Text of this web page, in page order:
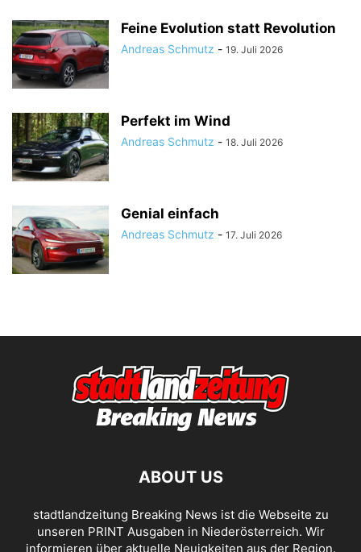
Feine Evolution statt Revolution
Andreas Schmutz - 19. Juli 2026
Perfekt im Wind
Andreas Schmutz - 18. Juli 2026
Genial einfach
Andreas Schmutz - 17. Juli 2026
ABOUT US
stadtlandzeitung Breaking News ist die Webseite zu
unseren PRINT Ausgaben in Niederösterreich. Wir
informieren über aktuelle Neuigkeiten aus der Region.